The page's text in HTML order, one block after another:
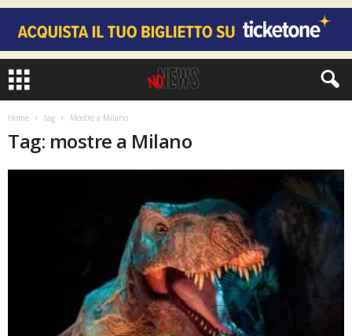
Home tag Mostre a Milano
Tag: mostre a Milano